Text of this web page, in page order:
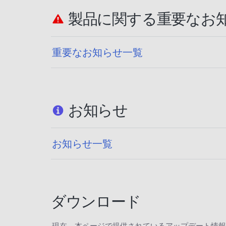
製品に関する重要なお
重要なお知らせ一覧
お知らせ
お知らせ一覧
ダウンロード